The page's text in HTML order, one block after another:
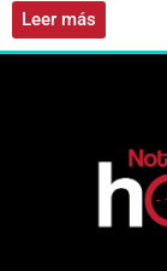
Leer más